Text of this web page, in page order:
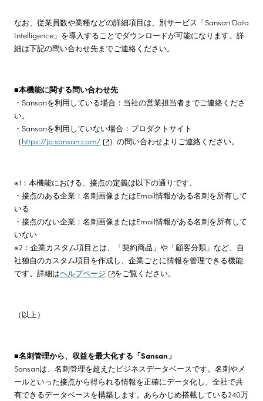
なお、従業員数や業種などの詳細項目は、別サービス「Sansan Data
Intelligence」を導入することでダウンロードが可能になります。詳
細は下記の問い合わせ先までご連絡ください。
■本機能に関する問い合わせ先
・Sansanを利用している場合：当社の営業担当者までご連絡くださ
い。
・Sansanを利用していない場合：プロダクトサイト
（https://jp.sansan.com/ ）の問い合わせよりご連絡ください。
※1：本機能における、接点の定義は以下の通りです。
・接点のある企業：名刺画像またはEmail情報がある名刺を所有して
いる
・接点のない企業：名刺画像またはEmail情報がある名刺を所有して
いない
※2：企業カスタム項目とは、「契約商品」や「顧客分類」など、自
社独自のカスタム項目を作成し、企業ごとに情報を管理できる機能
です。詳細はヘルプページ をご覧ください。
（以上）
■名刺管理から、収益を最大化する「Sansan」
Sansanは、名刺管理を超えたビジネスデータベースです。名刺やメ
ールといった接点から得られる情報を正確にデータ化し、全社で共
有できるデータベースを構築します。あらかじめ搭載している240万